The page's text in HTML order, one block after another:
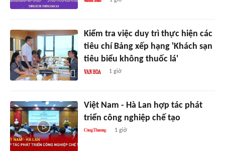
Kiểm tra việc duy trì thực hiện các
tiêu chí Bảng xếp hạng 'Khách sạn
tiêu biểu không thuốc lá'
1 giờ
Việt Nam - Hà Lan hợp tác phát
triển công nghiệp chế tạo
1 giờ